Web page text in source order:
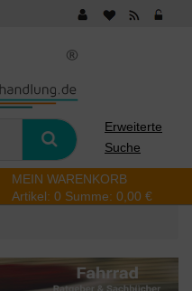
Erweiterte
Suche
MEIN WARENKORB
Artikel: 0 Summe: 0,00 €